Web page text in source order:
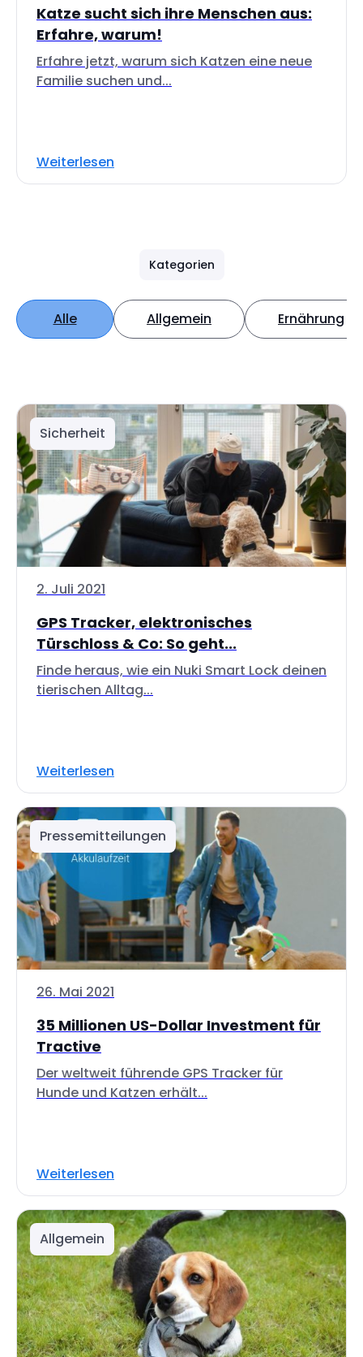
Katze sucht sich ihre Menschen aus:
Erfahre, warum!
Erfahre jetzt, warum sich Katzen eine neue
Familie suchen und...
Weiterlesen
Kategorien
Alle Allgemein Ernährung
Sicherheit
2. Juli 2021
GPS Tracker, elektronisches
Türschloss & Co: So geht...
Finde heraus, wie ein Nuki Smart Lock deinen
tierischen Alltag...
Weiterlesen
Pressemitteilungen
26. Mai 2021
35 Millionen US-Dollar Investment für
Tractive
Der weltweit führende GPS Tracker für
Hunde und Katzen erhält...
Weiterlesen
Allgemein